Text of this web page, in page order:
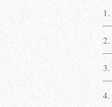
1.
2.
3.
4.